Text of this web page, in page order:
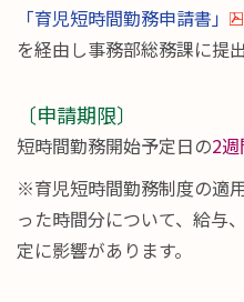
「育児短時間勤務申請書」
を経由し事務部総務課に提
〔申請期限〕
短時間勤務開始予定日の2
※育児短時間勤務制度の適
った時間分について、給与
定に影響があります。